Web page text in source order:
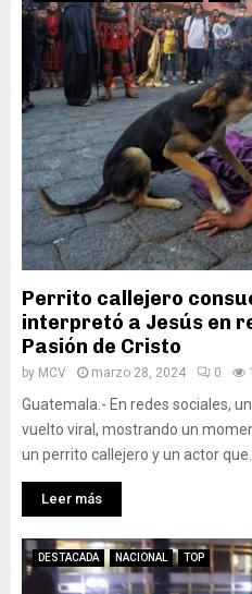
Perrito callejero
interpretó a Jesús en
Pasión de Cristo
by MCV marzo 28, 2024 0
Guatemala.- En redes sociales,
vuelto viral, mostrando un
un perrito callejero y un actor que...
Leer más
DESTACADA NACIONAL TOP